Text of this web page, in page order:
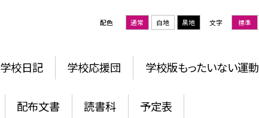
配色 通常 白地 黒地 文字 標準
学校日記 学校応援団 学校版もったいない運動
配布文書 読書科 予定表